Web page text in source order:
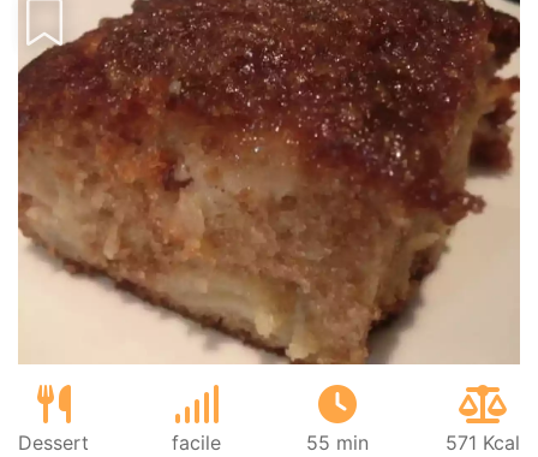
Dessert facile 55 min 571 Kcal